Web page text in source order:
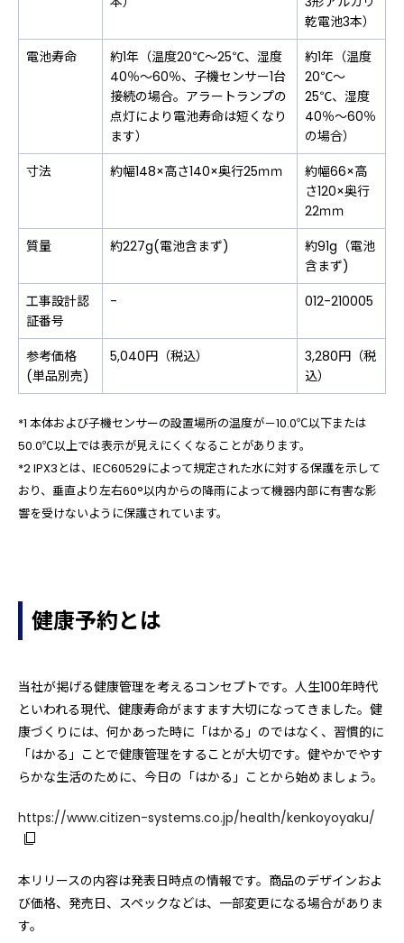
乾電池3本）
電池寿命
約1年（温度20℃～25℃、湿度
40％〜60％、子機センサー1台
接続の場合。アラートランプの
点灯により電池寿命は短くなり
ます）
約1年（温度
20℃～
25℃、湿度
40％〜60％
の場合）
寸法
約幅148×高さ140×奥行25ｍｍ
約幅66×高
さ120×奥行
22ｍｍ
質量
約227g(電池含まず)
約91g（電池
含まず)
工事設計認
証番号
- 012-210005
参考価格
(単品別売)
5,040円（税込）
3,280円（税
込）
*1 本体および子機センサーの設置場所の温度が－10.0℃以下または
50.0℃以上では表示が見えにくくなることがあります。
*2 IPX3とは、IEC60529によって規定された水に対する保護を示して
おり、垂直より左右60°以内からの降雨によって機器内部に有害な影
響を受けないように保護されています。
健康予約とは
当社が掲げる健康管理を考えるコンセプトです。人生100年時代
といわれる現代、健康寿命がますます大切になってきました。健
康づくりには、何かあった時に「はかる」のではなく、習慣的に
「はかる」ことで健康管理をすることが大切です。健やかでやす
らかな生活のために、今日の「はかる」ことから始めましょう。
https://www.citizen-systems.co.jp/health/kenkoyoyaku/
本リリースの内容は発表日時点の情報です。商品のデザインおよ
び価格、発売日、スペックなどは、一部変更になる場合がありま
す。